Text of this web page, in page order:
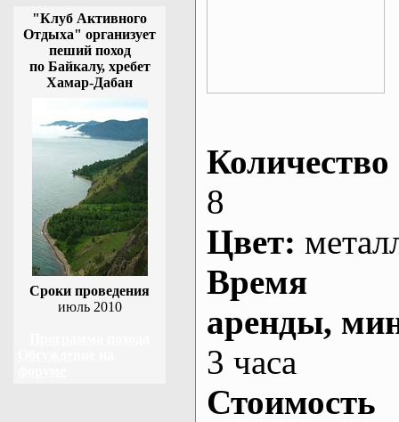
"Клуб Активного
Отдыха" организует
пеший поход
по Байкалу, хребет
Хамар-Дабан
Сроки проведения
июль 2010
Количество
8
Цвет:
Время
аренды,
3 часа
Стоимость